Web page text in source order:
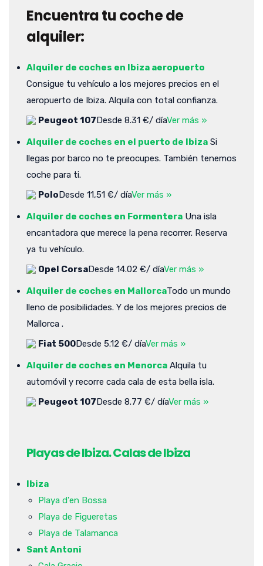
Encuentra tu coche de
alquiler:
Alquiler de coches en Ibiza aeropuerto
Consigue tu vehículo a los mejores precios en el
aeropuerto de Ibiza. Alquila con total confianza.
Peugeot 107 Desde 8.31 €/ díaVer más »
Alquiler de coches en el puerto de Ibiza Si
llegas por barco no te preocupes. También tenemos
coche para ti.
Polo Desde 11,51 €/ díaVer más »
Alquiler de coches en Formentera Una isla
encantadora que merece la pena recorrer. Reserva
ya tu vehículo.
Opel CorsaDesde 14.02 €/ díaVer más »
Alquiler de coches en MallorcaTodo un mundo
lleno de posibilidades. Y de los mejores precios de
Mallorca .
Fiat 500Desde 5.12 €/ díaVer más »
Alquiler de coches en Menorca Alquila tu
automóvil y recorre cada cala de esta bella isla.
Peugeot 107 Desde 8.77 €/ díaVer más »
Playas de Ibiza. Calas de Ibiza
Ibiza
Playa d'en Bossa
Playa de Figueretas
Playa de Talamanca
Sant Antoni